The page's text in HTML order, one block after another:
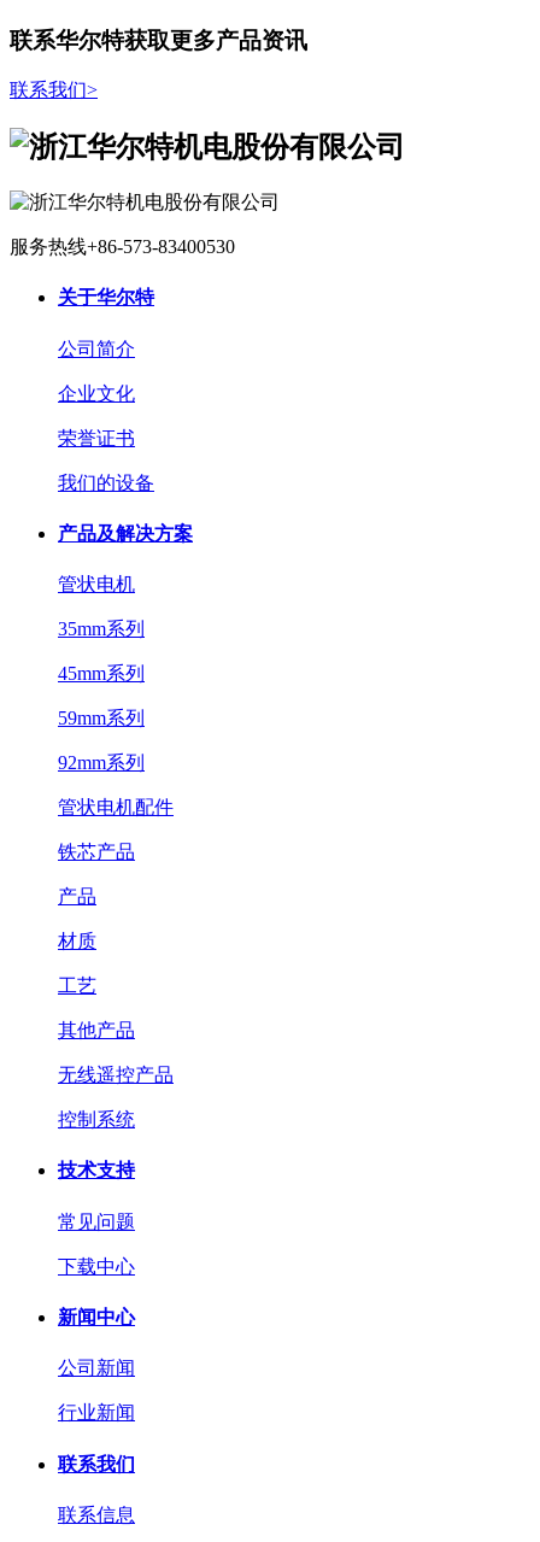
联系华尔特获取更多产品资讯
联系我们>
服务热线+86-573-83400530
关于华尔特
公司简介
企业文化
荣誉证书
我们的设备
产品及解决方案
管状电机
35mm系列
45mm系列
59mm系列
92mm系列
管状电机配件
铁芯产品
产品
材质
工艺
其他产品
无线遥控产品
控制系统
技术支持
常见问题
下载中心
新闻中心
公司新闻
行业新闻
联系我们
联系信息